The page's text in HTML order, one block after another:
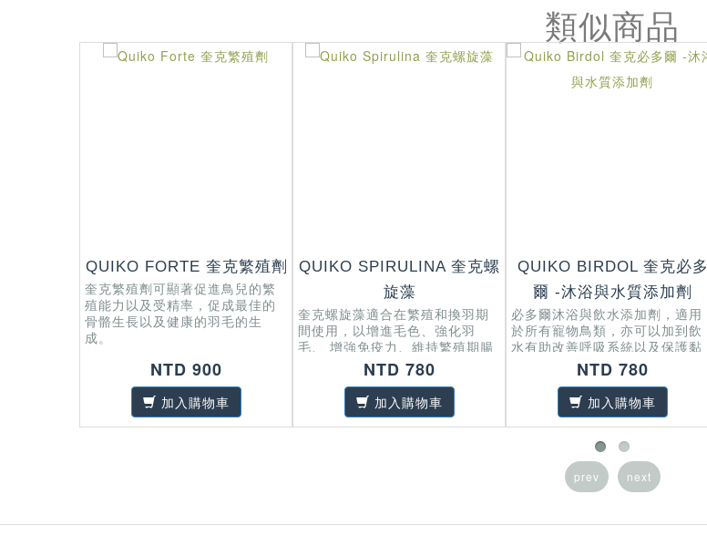
類似商品
QUIKO FORTE 奎克繁殖劑
奎克繁殖劑可顯著促進鳥兒的繁
殖能力以及受精率，促成最佳的
骨骼生長以及健康的羽毛的生
成。
NTD 900
加入購物車
QUIKO SPIRULINA 奎克螺
旋藻
奎克螺旋藻適合在繁殖和換羽期
間使用，以增進毛色、強化羽
毛、 增強免疫力、維持繁殖期腸
NTD 780
加入購物車
QUIKO BIRDOL 奎克必多
爾 -沐浴與水質添加劑
必多爾沐浴與飲水添加劑，適用
於所有寵物鳥類，亦可以加到飲
水有助改善呼吸系統以及保護黏
NTD 780
加入購物車
prev next